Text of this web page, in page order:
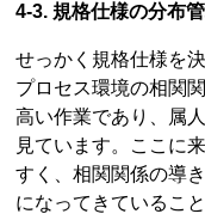
4-3. 規格仕様の分布
せっかく規格仕様を
プロセス環境の相関
高い作業であり、属
見ています。ここに
すく、相関関係の導
になってきているこ